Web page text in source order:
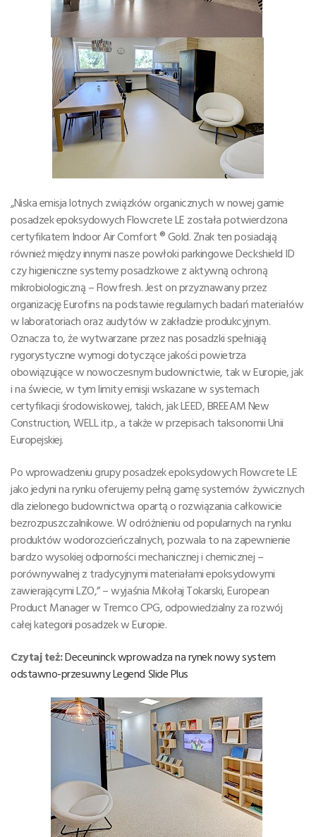
„Niska emisja lotnych związków organicznych w nowej gamie
posadzek epoksydowych Flowcrete LE została potwierdzona
certyfikatem Indoor Air Comfort ® Gold. Znak ten posiadają
również między innymi nasze powłoki parkingowe Deckshield ID
czy higieniczne systemy posadzkowe z aktywną ochroną
mikrobiologiczną – Flowfresh. Jest on przyznawany przez
organizację Eurofins na podstawie regularnych badań materiałów
w laboratoriach oraz audytów w zakładzie produkcyjnym.
Oznacza to, że wytwarzane przez nas posadzki spełniają
rygorystyczne wymogi dotyczące jakości powietrza
obowiązujące w nowoczesnym budownictwie, tak w Europie, jak
i na świecie, w tym limity emisji wskazane w systemach
certyfikacji środowiskowej, takich, jak LEED, BREEAM New
Construction, WELL itp., a także w przepisach taksonomii Unii
Europejskiej.
Po wprowadzeniu grupy posadzek epoksydowych Flowcrete LE
jako jedyni na rynku oferujemy pełną gamę systemów żywicznych
dla zielonego budownictwa opartą o rozwiązania całkowicie
bezrozpuszczalnikowe. W odróżnieniu od popularnych na rynku
produktów wodorozcieńczalnych, pozwala to na zapewnienie
bardzo wysokiej odporności mechanicznej i chemicznej –
porównywalnej z tradycyjnymi materiałami epoksydowymi
zawierającymi LZO,” – wyjaśnia Mikołaj Tokarski, European
Product Manager w Tremco CPG, odpowiedzialny za rozwój
całej kategorii posadzek w Europie.
Czytaj też:Deceuninck wprowadza na rynek nowy system
odstawno-przesuwny Legend Slide Plus